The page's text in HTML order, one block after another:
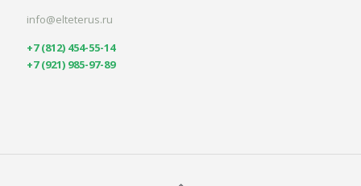
info@elteterus.ru
+7 (812) 454-55-14
+7 (921) 985-97-89